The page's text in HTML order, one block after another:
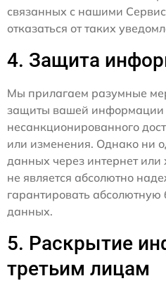
связанных с нашими
отказаться от таких
4. Защита
Мы прилагаем разумные
защиты вашей информации
несанкционированного
или изменения. Однако ни
данных через интернет
не является абсолютно
гарантировать абсолютную
данных.
5. Раскрытие
третьим лицам